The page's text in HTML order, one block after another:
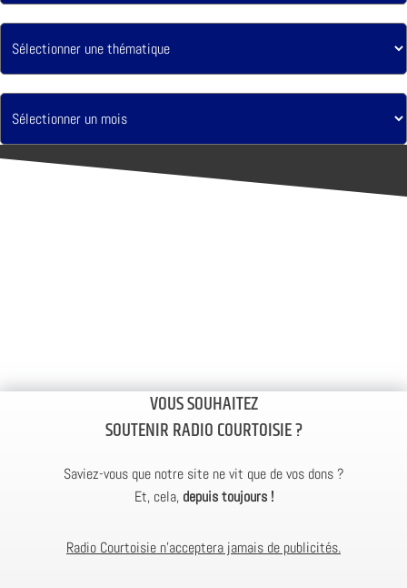
VOUS SOUHAITEZ
SOUTENIR RADIO COURTOISIE ?
Saviez-vous que notre site ne vit que de vos dons ?
Et, cela, depuis toujours !
Radio Courtoisie n’acceptera jamais de publicités.